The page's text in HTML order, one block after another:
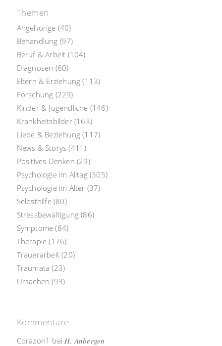
Themen
Angehörige (40)
Behandlung (97)
Beruf & Arbeit (104)
Diagnosen (60)
Eltern & Erziehung (113)
Forschung (229)
Kinder & Jugendliche (146)
Krankheitsbilder(163)
Liebe & Beziehung (117)
News & Storys (411)
Positives Denken (29)
Psychologie im Alltag(305)
Psychologie im Alter (37)
Selbsthilfe(80)
Stressbewältigung (86)
Symptome (84)
Therapie (176)
Trauerarbeit (20)
Traumata (23)
Ursachen (93)
Kommentare
Corazon1 bei H. Anbergen